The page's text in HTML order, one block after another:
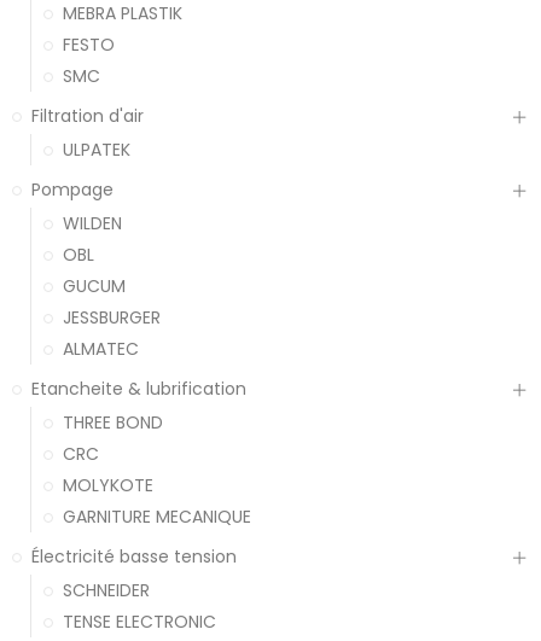
MEBRA PLASTIK
FESTO
SMC
Filtration d'air
ULPATEK
Pompage
WILDEN
OBL
GUCUM
JESSBURGER
ALMATEC
Etancheite & lubrification
THREE BOND
CRC
MOLYKOTE
GARNITURE MECANIQUE
Électricité basse tension
SCHNEIDER
TENSE ELECTRONIC